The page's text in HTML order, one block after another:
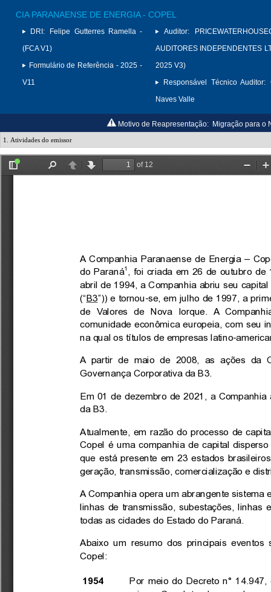
CIA PARANAENSE DE ENERGIA - COPEL
DRI:
Felipe Gutterres Ramella -
(FCA V1)
Formulário de Referência - 2025 -
V11
Auditor:
AUDITORES INDEPENDENTES
2025 V3)
Responsável Técnico Auditor:
Naves Valle
Motivo de Reapresentação: Migração para o